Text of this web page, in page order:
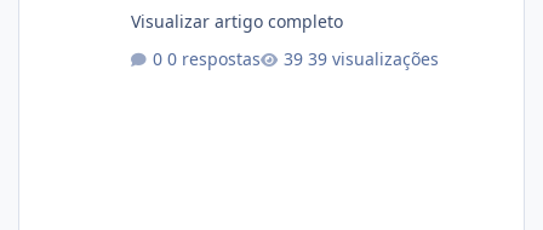
Visualizar artigo completo
0 respostas
39 visualizações